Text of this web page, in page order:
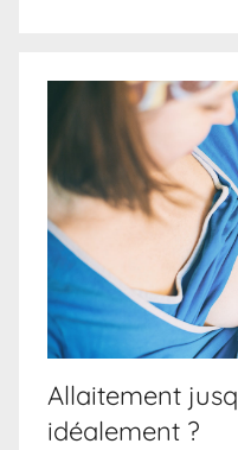
Allaitement
idéalement ?